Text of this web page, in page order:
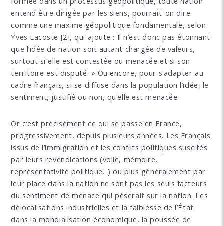
entend être dirigée par les siens, pourrait-on dire
comme une maxime géopolitique fondamentale, selon
Yves Lacoste [2], qui ajoute : Il n’est donc pas étonnant
que l’idée de nation soit autant chargée de valeurs,
surtout si elle est contestée ou menacée et si son
territoire est disputé. » Ou encore, pour s’adapter au
cadre français, si se diffuse dans la population l’idée, le
sentiment, justifié ou non, qu’elle est menacée.
Or c’est précisément ce qui se passe en France,
progressivement, depuis plusieurs années. Les Français
issus de l’immigration et les conflits politiques suscités
par leurs revendications (voile, mémoire,
représentativité politique...) ou plus généralement par
leur place dans la nation ne sont pas les seuls facteurs
du sentiment de menace qui pèserait sur la nation. Les
délocalisations industrielles et la faiblesse de l’État
dans la mondialisation économique, la poussée de